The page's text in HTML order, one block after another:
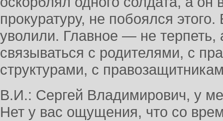
прокуратуру, не побоялся
уволили. Главное — не терпеть,
связываться с родителями, с
структурами, с
В.И.: Сергей Владимирович, у
Нет у вас ощущения, что со